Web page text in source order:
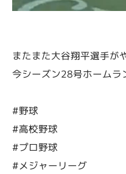
またまた大谷翔平選手が
今シーズン28号ホームラ
#野球
#高校野球
#プロ野球
#メジャーリーグ